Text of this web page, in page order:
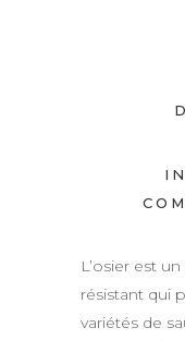
L’osier est
résistant qui
variétés de